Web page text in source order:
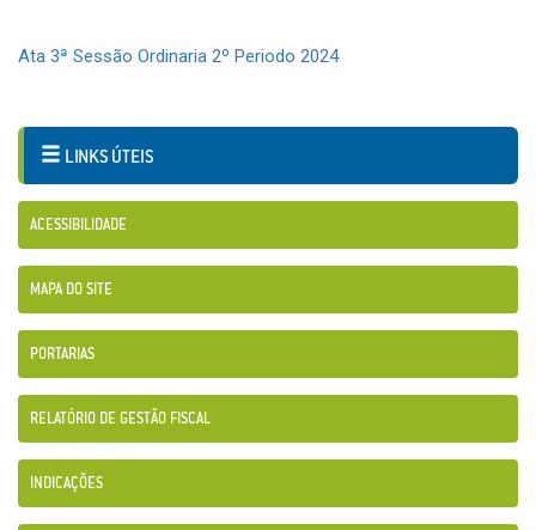
Ata 3ª Sessão Ordinaria 2º Periodo 2024
LINKS ÚTEIS
ACESSIBILIDADE
MAPA DO SITE
PORTARIAS
RELATÓRIO DE GESTÃO FISCAL
INDICAÇÕES